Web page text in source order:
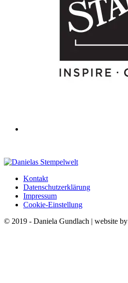
Kontakt
Datenschutzerklärung
Impressum
Cookie-Einstellung
© 2019 - Daniela Gundlach | website by